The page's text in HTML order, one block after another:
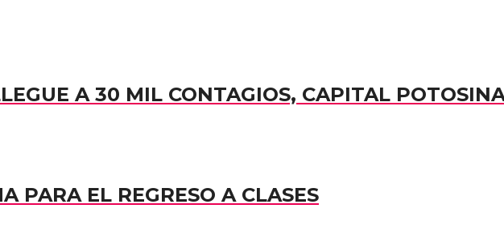
A 30 MIL CONTAGIOS, CAPITAL
PARA EL REGRESO A CLASES